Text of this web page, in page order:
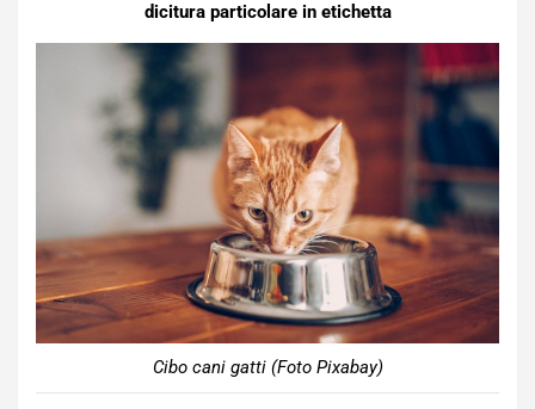
dicitura particolare in etichetta
Cibo cani gatti (Foto Pixabay)